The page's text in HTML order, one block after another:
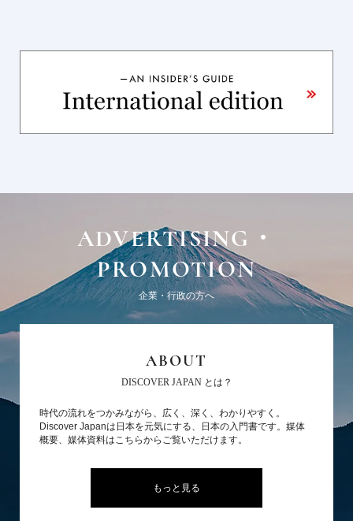
ADVERTISING・
PROMOTION
企業・行政の方へ
ABOUT
DISCOVER JAPAN とは？
時代の流れをつかみながら、広く、深く、わかりやすく。
Discover Japanは日本を元気にする、日本の入門書です。媒体
概要、媒体資料はこちらからご覧いただけます。
もっと見る